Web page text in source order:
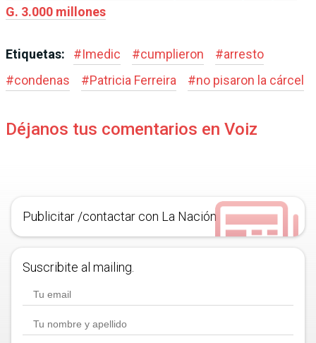
G. 3.000 millones
Etiquetas: #Imedic #cumplieron #arresto
#condenas #Patricia Ferreira #no pisaron la cárcel
Déjanos tus comentarios en Voiz
Publicitar /contactar con La Nación
Suscribite al mailing.